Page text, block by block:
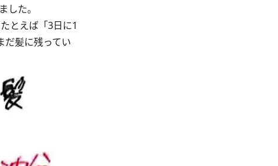
した。
とえば「3日に1
だ髪に残ってい